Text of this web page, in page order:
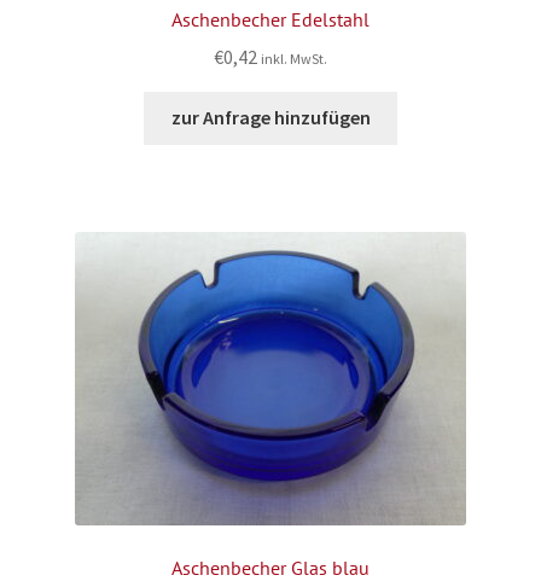
Aschenbecher Edelstahl
€0,42 inkl. MwSt.
zur Anfrage hinzufügen
Aschenbecher Glas blau